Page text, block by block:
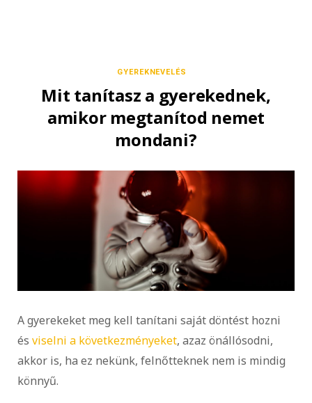
GYEREKNEVELÉS
Mit tanítasz a gyerekednek,
amikor megtanítod nemet
mondani?
A gyerekeket meg kell tanítani saját döntést hozni
és viselni a következményeket, azaz önállósodni,
akkor is, ha ez nekünk, felnőtteknek nem is mindig
könnyű.